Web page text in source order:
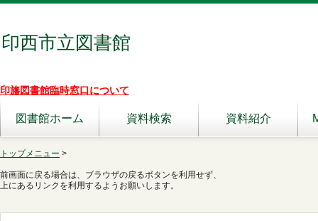
印西市立図書館
印旛図書館臨時窓口について
図書館ホーム 資料検索 資料紹介
トップメニュー >
前画面に戻る場合は、ブラウザの戻るボタンを利用せず、
上にあるリンクを利用するようお願いします。